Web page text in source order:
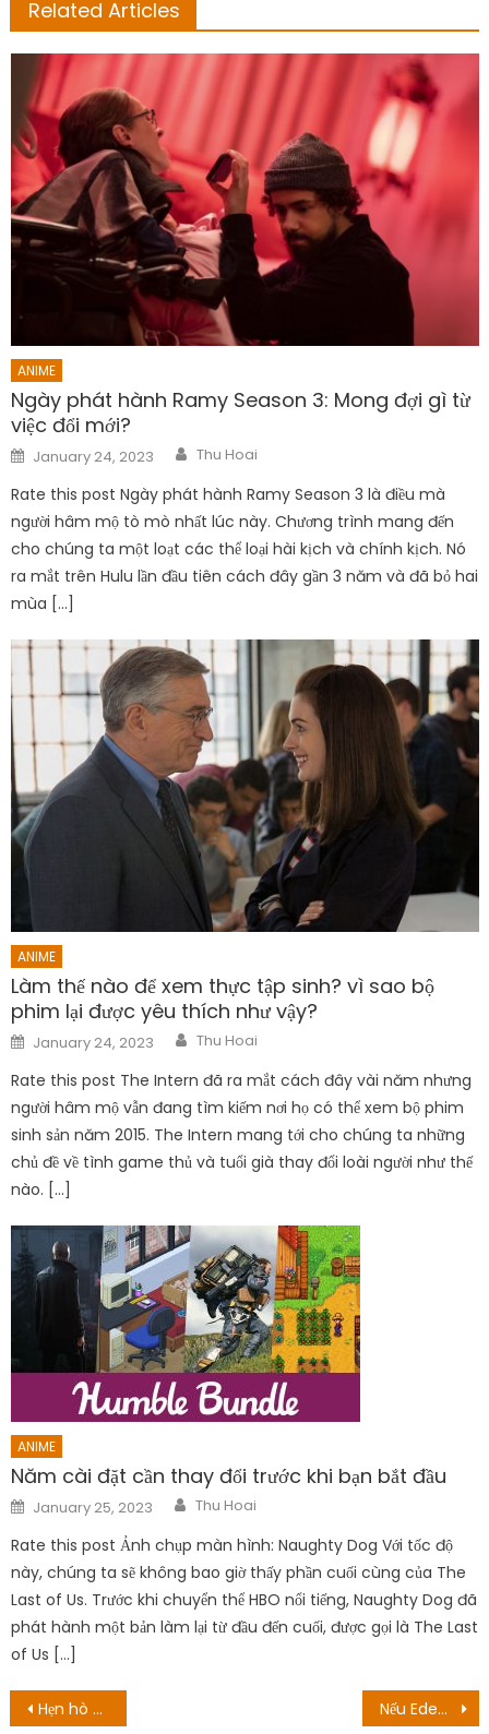
Related Articles
ANIME
Ngày phát hành Ramy Season 3: Mong đợi gì từ
việc đổi mới?
Posted
on
January 24, 2023 Author
Thu Hoai
Rate this post Ngày phát hành Ramy Season 3 là điều mà
người hâm mộ tò mò nhất lúc này. Chương trình mang đến
cho chúng ta một loạt các thể loại hài kịch và chính kịch. Nó
ra mắt trên Hulu lần đầu tiên cách đây gần 3 năm và đã bỏ hai
mùa […]
ANIME
Làm thế nào để xem thực tập sinh? vì sao bộ
phim lại được yêu thích như vậy?
Posted
on
January 24, 2023 Author
Thu Hoai
Rate this post The Intern đã ra mắt cách đây vài năm nhưng
người hâm mộ vẫn đang tìm kiếm nơi họ có thể xem bộ phim
sinh sản năm 2015. The Intern mang tới cho chúng ta những
chủ đề về tình game thủ và tuổi già thay đổi loài người như thế
nào. […]
ANIME
Năm cài đặt cần thay đổi trước khi bạn bắt đầu
Posted
on
January 25, 2023 Author
Thu Hoai
Rate this post Ảnh chụp màn hình: Naughty Dog Với tốc độ
này, chúng ta sẽ không bao giờ thấy phần cuối cùng của The
Last of Us. Trước khi chuyển thể HBO nổi tiếng, Naughty Dog đã
phát hành một bản làm lại từ đầu đến cuối, được gọi là The Last
of Us […]
Post
Hẹn hò với M&M Xanh và Nâu? Nếu Edens Zero phụ thuộc gốc rễ và nguồn cảm hứng của nó, câu chuyện có thể lọt vào big 3 – Kodoani – Kênh thông tin anime – manga